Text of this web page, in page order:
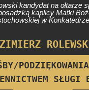
kandydat na ołtarze
kaplicy Matki
w Konkatedrze
parafii w latach
SŁUGI